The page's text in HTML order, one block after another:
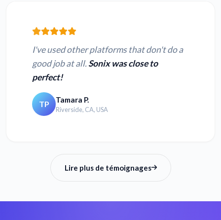
I've used other platforms that don't do a
good job at all. Sonix was close to
perfect!
TP Tamara P.
Riverside, CA, USA
Lire plus de témoignages